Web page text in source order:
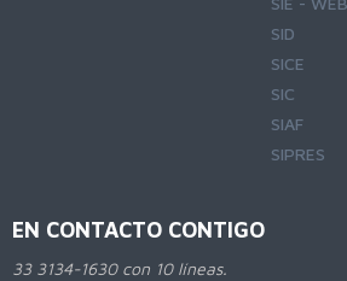
SID
SICE
SIC
SIAF
SIPRES
EN CONTACTO CONTIGO
33 3134-1630 con 10 líneas.